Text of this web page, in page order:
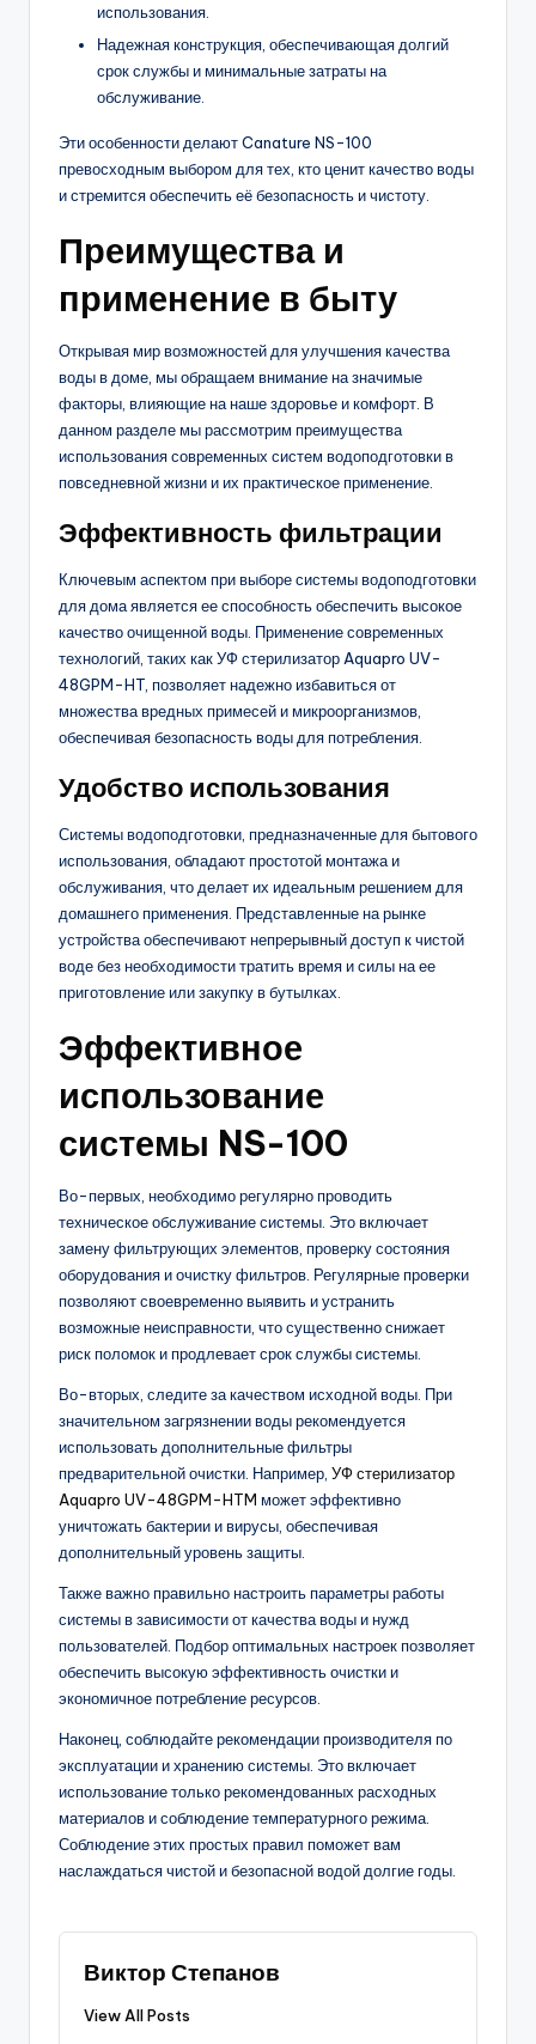
использования.
Надежная конструкция, обеспечивающая долгий
срок службы и минимальные затраты на
обслуживание.
Эти особенности делают Canature NS-100
превосходным выбором для тех, кто ценит качество воды
и стремится обеспечить её безопасность и чистоту.
Преимущества и
применение в быту
Открывая мир возможностей для улучшения качества
воды в доме, мы обращаем внимание на значимые
факторы, влияющие на наше здоровье и комфорт. В
данном разделе мы рассмотрим преимущества
использования современных систем водоподготовки в
повседневной жизни и их практическое применение.
Эффективность фильтрации
Ключевым аспектом при выборе системы водоподготовки
для дома является ее способность обеспечить высокое
качество очищенной воды. Применение современных
технологий, таких как УФ стерилизатор Aquapro UV-
48GPM-HT, позволяет надежно избавиться от
множества вредных примесей и микроорганизмов,
обеспечивая безопасность воды для потребления.
Удобство использования
Системы водоподготовки, предназначенные для бытового
использования, обладают простотой монтажа и
обслуживания, что делает их идеальным решением для
домашнего применения. Представленные на рынке
устройства обеспечивают непрерывный доступ к чистой
воде без необходимости тратить время и силы на ее
приготовление или закупку в бутылках.
Эффективное
использование
системы NS-100
Во-первых, необходимо регулярно проводить
техническое обслуживание системы. Это включает
замену фильтрующих элементов, проверку состояния
оборудования и очистку фильтров. Регулярные проверки
позволяют своевременно выявить и устранить
возможные неисправности, что существенно снижает
риск поломок и продлевает срок службы системы.
Во-вторых, следите за качеством исходной воды. При
значительном загрязнении воды рекомендуется
использовать дополнительные фильтры
предварительной очистки. Например, УФ стерилизатор
Aquapro UV-48GPM-HTM может эффективно
уничтожать бактерии и вирусы, обеспечивая
дополнительный уровень защиты.
Также важно правильно настроить параметры работы
системы в зависимости от качества воды и нужд
пользователей. Подбор оптимальных настроек позволяет
обеспечить высокую эффективность очистки и
экономичное потребление ресурсов.
Наконец, соблюдайте рекомендации производителя по
эксплуатации и хранению системы. Это включает
использование только рекомендованных расходных
материалов и соблюдение температурного режима.
Соблюдение этих простых правил поможет вам
наслаждаться чистой и безопасной водой долгие годы.
Виктор Степанов
View All Posts